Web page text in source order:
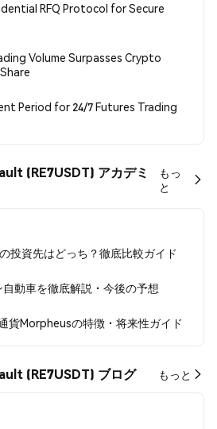
RFQ Protocol for Secure
Volume Surpasses Crypto
Period for 24/7 Futures Trading
(RE7USDT) アカデミ
もっ
と
投資先はどっち？徹底比較ガイド
動車を徹底解説・今後の予想
貨Morpheusの特徴・将来性ガイド
(RE7USDT) ブログ もっと